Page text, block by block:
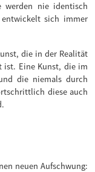
werden nie identisch
sich immer
die in der Realität
ist. Eine Kunst, die im
die niemals durch
diese auch
neuen Aufschwung: